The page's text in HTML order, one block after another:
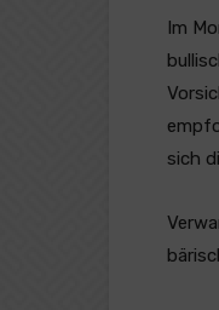
Im
sich